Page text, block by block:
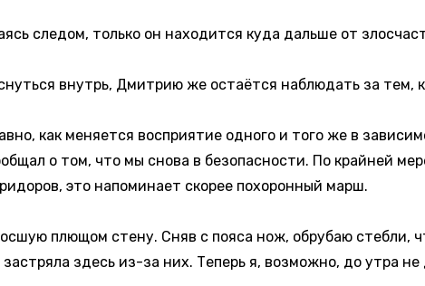
следом, только он находится куда дальше от
внутрь, Дмитрию же остаётся наблюдать за тем,
как меняется восприятие одного и того же в
о том, что мы снова в безопасности. По крайней
это напоминает скорее похоронный марш.
плющом стену. Сняв с пояса нож, обрубаю стебли,
здесь из-за них. Теперь я, возможно, до утра